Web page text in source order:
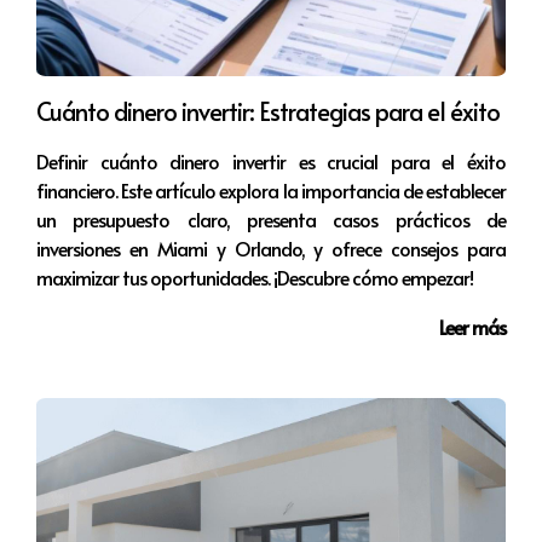
realizó una compra estratégica. A través de un análisis
cuidadoso del mercado, pudo seleccionar una
permitió financiar la adquisición de más propiedades en
el futuro.
En contraste, Carlos optó por comprar una propiedad
en Coral Gables con la intención de reventa. Su
estrategia fue remodelar la casa para aumentar su
valor antes de venderla. Gracias al enfoque correcto,
Finalmente, tenemos a Ana, quien buscaba una
propiedad para vacacionar con su familia. Al elegir un
condominio en South Beach, priorizó no solo la
Cuánto dinero invertir: Estrategias para el éxito
Definir cuánto dinero invertir es crucial para el éxito
financiero. Este artículo explora la importancia de establecer
un presupuesto claro, presenta casos prácticos de
inversiones en Miami y Orlando, y ofrece consejos para
maximizar tus oportunidades. ¡Descubre cómo empezar!
Leer más